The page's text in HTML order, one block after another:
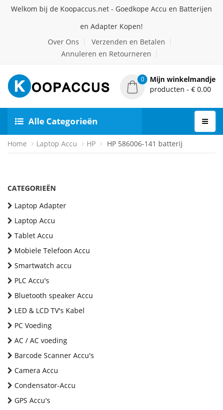
Welkom bij de Koopaccus.net - Goedkope Accu en Batterijen
en Adapter Kopen!
Over Ons
Verzenden en Betalen
Annuleren en Retourneren
0
Mijn winkelmandje
producten - € 0.00
Alle Categorieën
Home Laptop Accu HP HP 586006-141 batterij
CATEGORIEËN
Laptop Adapter
Laptop Accu
Tablet Accu
Mobiele Telefoon Accu
Smartwatch accu
PLC Accu's
Bluetooth speaker Accu
LED & LCD TV's Kabel
PC Voeding
AC / AC voeding
Barcode Scanner Accu's
Camera Accu
Condensator-Accu
GPS Accu's